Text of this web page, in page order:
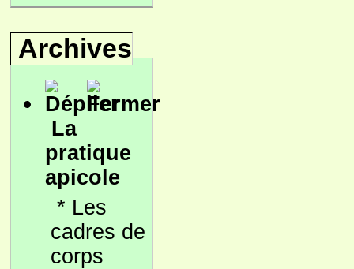
Archives
La
pratique
apicole
* Les
cadres de
corps